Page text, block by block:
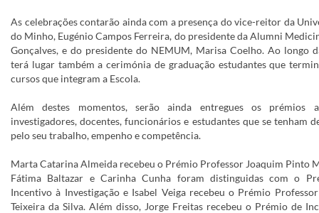
As celebrações contarão ainda com a presença do vice-reitor da
do Minho, Eugénio Campos Ferreira, do presidente da Alumni
Gonçalves, e do presidente do NEMUM, Marisa Coelho. Ao longo
terá lugar também a cerimónia de graduação estudantes que
cursos que integram a Escola.
Além destes momentos, serão ainda entregues os prémios
investigadores, docentes, funcionários e estudantes que se tenham
pelo seu trabalho, empenho e competência.
Marta Catarina Almeida recebeu o Prémio Professor Joaquim Pinto
Fátima Baltazar e Carinha Cunha foram distinguidas com o
Incentivo à Investigação e Isabel Veiga recebeu o Prémio
Teixeira da Silva. Além disso, Jorge Freitas recebeu o Prémio de